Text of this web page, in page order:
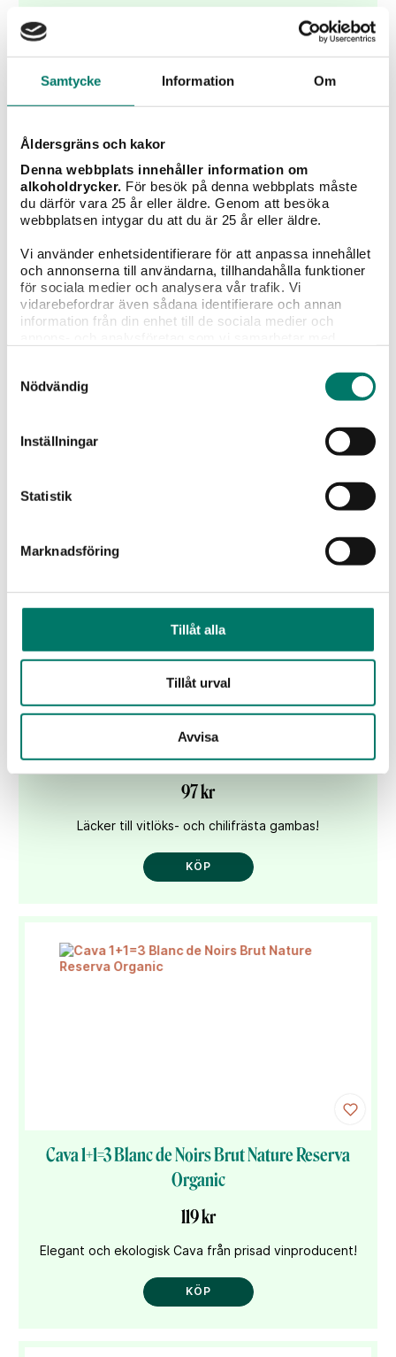
Samtycke Information Om
Åldersgräns och kakor
Denna webbplats innehåller information om
alkoholdrycker. För besök på denna webbplats måste
du därför vara 25 år eller äldre. Genom att besöka
webbplatsen intygar du att du är 25 år eller äldre.
Vi använder enhetsidentifierare för att anpassa innehållet
och annonserna till användarna, tillhandahålla funktioner
för sociala medier och analysera vår trafik. Vi
vidarebefordrar även sådana identifierare och annan
information från din enhet till de sociala medier och
information som du har tillhandahållit eller som de har
samlat in när du har använt deras tjänster.
Nödvändig
Inställningar
Statistik
Marknadsföring
Tillåt alla
Tillåt urval
Avvisa
Julià & Navinès Cava Organic Rosé
Ekologisk cava med fruktiga toner av hallon och
Il Barone Cava
97 kr
Läcker till vitlöks- och chilifrästa gambas!
KÖP
Cava 1+1=3 Blanc de Noirs Brut Nature Reserva
Organic
119 kr
Elegant och ekologisk Cava från prisad vinproducent!
KÖP